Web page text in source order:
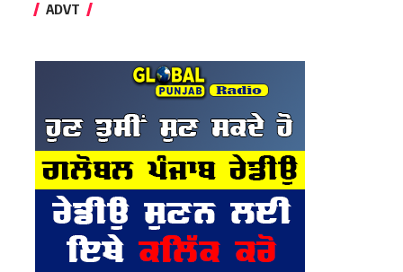
ADVT